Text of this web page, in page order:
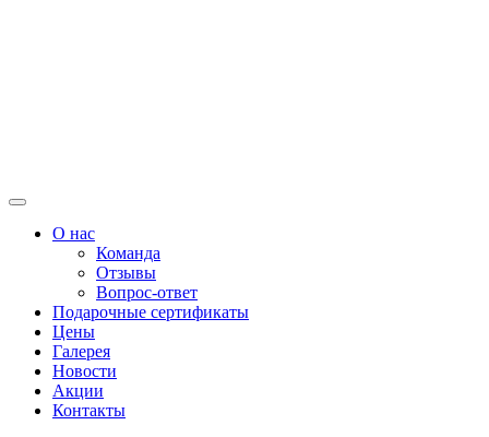
О нас
Команда
Отзывы
Вопрос-ответ
Подарочные сертификаты
Цены
Галерея
Новости
Акции
Контакты